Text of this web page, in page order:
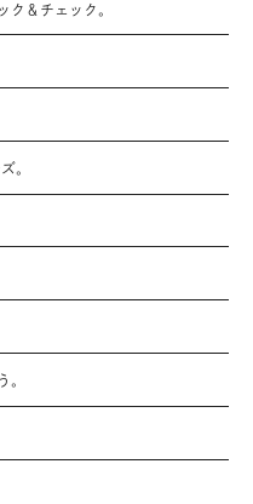
＆チェック。
。